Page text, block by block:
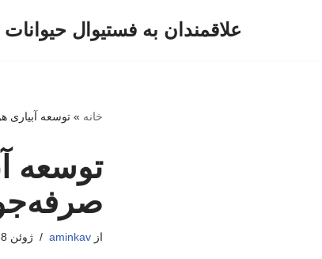
علاقمندان به فستیوال
خانه »توسعه آبیاری
توسعه
ازaminkav ژوئن 8, 2026